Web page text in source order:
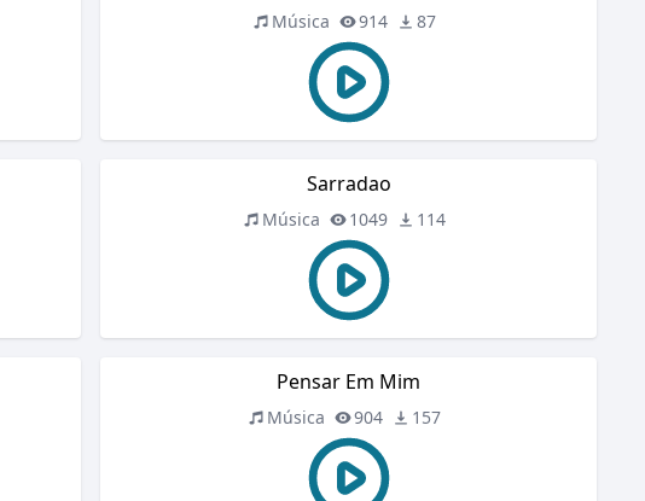
Música 914 87
Sarradao
Música 1049 114
Pensar Em Mim
Música 904 157